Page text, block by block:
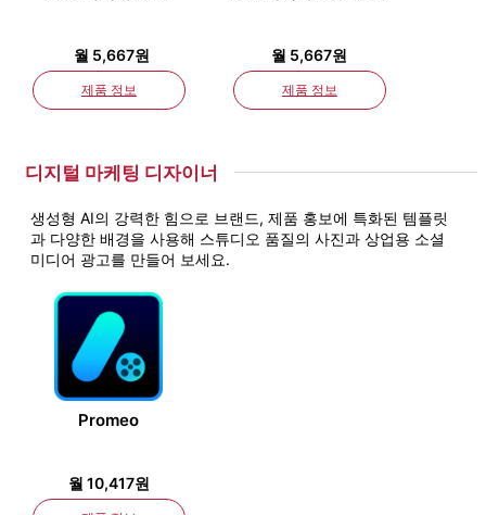
월 5,667원
제품 정보
월 5,667원
제품 정보
디지털 마케팅 디자이너
생성형 AI의 강력한 힘으로 브랜드, 제품 홍보에 특화된 템플릿
과 다양한 배경을 사용해 스튜디오 품질의 사진과 상업용 소셜
미디어 광고를 만들어 보세요.
Promeo
월 10,417원